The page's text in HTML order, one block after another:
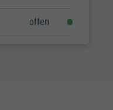
offen